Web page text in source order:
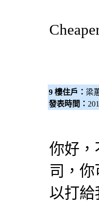
9 樓住戶： 梁
發表時間：
你好，
司，
以打